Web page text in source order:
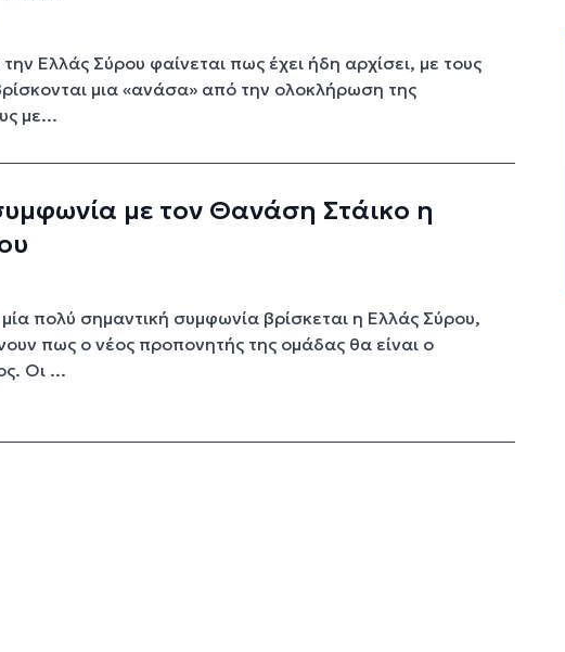
Ελλάς Σύρου φαίνεται πως έχει ήδη αρχίσει, με τους
μια «ανάσα» από την ολοκλήρωση της
με...
με τον Θανάση Στάικο η
πολύ σημαντική συμφωνία βρίσκεται η Ελλάς Σύρου,
πως ο νέος προπονητής της ομάδας θα είναι ο
Οι ...